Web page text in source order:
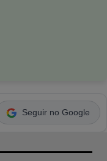
Seguir no Google